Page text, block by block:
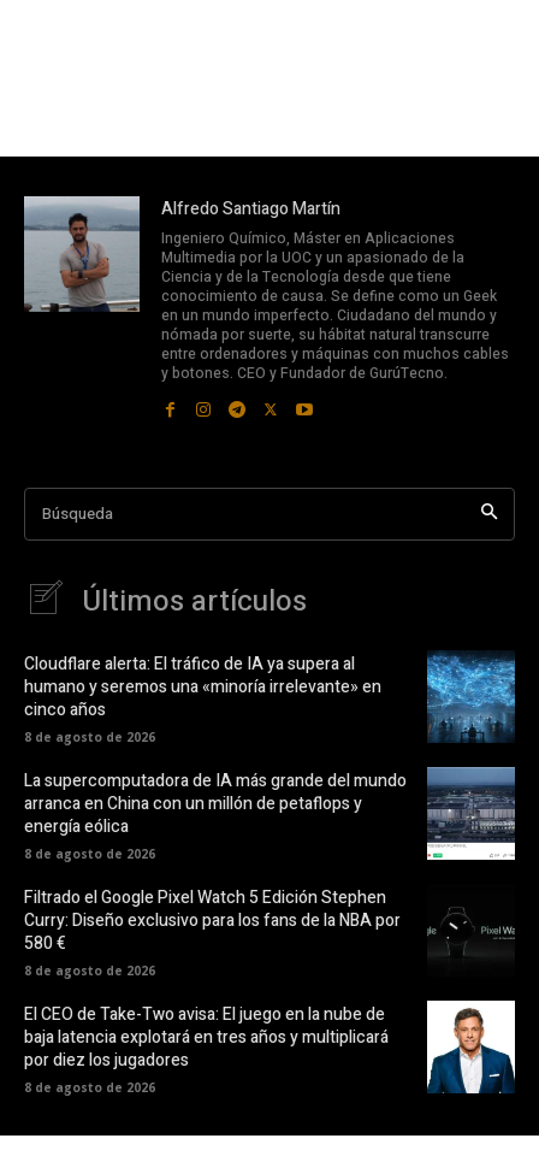
Alfredo Santiago Martín
Ingeniero Químico, Máster en Aplicaciones
Multimedia por la UOC y un apasionado de la
Ciencia y de la Tecnología desde que tiene
conocimiento de causa. Se define como un Geek
en un mundo imperfecto. Ciudadano del mundo y
nómada por suerte, su hábitat natural transcurre
entre ordenadores y máquinas con muchos cables
y botones. CEO y Fundador de GurúTecno.
Búsqueda
Últimos artículos
Cloudflare alerta: El tráfico de IA ya supera al
humano y seremos una «minoría irrelevante» en
cinco años
8 de agosto de 2026
La supercomputadora de IA más grande del mundo
arranca en China con un millón de petaflops y
energía eólica
8 de agosto de 2026
Filtrado el Google Pixel Watch 5 Edición Stephen
Curry: Diseño exclusivo para los fans de la NBA por
580 €
8 de agosto de 2026
El CEO de Take-Two avisa: El juego en la nube de
baja latencia explotará en tres años y multiplicará
por diez los jugadores
8 de agosto de 2026